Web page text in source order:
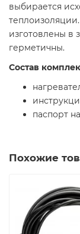
выбирается
изготовлены в
герметичны.
Состав
паспорт
Похожие